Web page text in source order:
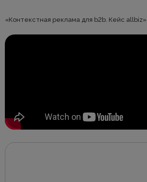
«Контекстная реклама для b2b. Кейс allbiz»